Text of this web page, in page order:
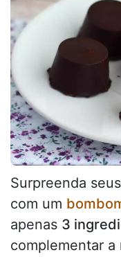
Surpreenda
com um
apenas 3
complementar a